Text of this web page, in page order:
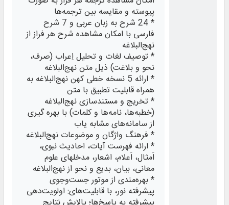
پیوسته و مقایسه بین ترجمه‌ها
* 24 شرح به زبان عربی و 7 شرح
فارسی با امکان مشاهده شرح هر فراز از
نهج‌البلاغه
* توصیف لغات و تحلیل اِعراب (صرف،
نحو و بلاغت) ذیل متن نهج‌البلاغه
* ارائه 5 نسخه خطی کهن نهج‌البلاغه به
همراه قابلیت تطبیق با متن
* تخریج و مستندسازی نهج‌البلاغه
(خطبه‌ها، نامه‌ها و کلمات) با بهره گیری
از سامانه‌های مشابه یاب
* فرهنگ واژگان و موضوعات نهج‌البلاغه
* ارائه فهرست‎ آیات، احادیث نبوی،
اَمثال، اَعلام، اشعار، مدخل‎های علوم
معانی، بیان، بدیع و نحو از نهج‌البلاغه
* بهره‌مندی از موتور جست‌وجوی
پیشرفته نور، با قابلیت‌های: اولویت‌دهی